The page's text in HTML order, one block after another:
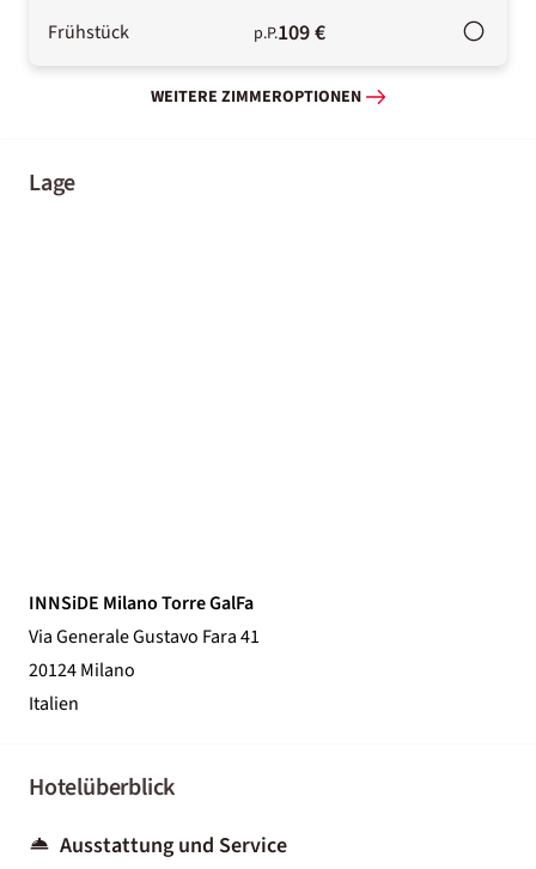
Frühstück p.P.109 €
WEITERE ZIMMEROPTIONEN
Lage
INNSiDE Milano Torre GalFa
Via Generale Gustavo Fara 41
20124 Milano
Italien
Hotelüberblick
Ausstattung und Service